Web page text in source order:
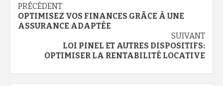
Navigation
d’article
PRÉCÉDENT
OPTIMISEZ VOS FINANCES GRÂCE À UNE
ASSURANCE ADAPTÉE
SUIVANT
LOI PINEL ET AUTRES DISPOSITIFS:
OPTIMISER LA RENTABILITÉ LOCATIVE